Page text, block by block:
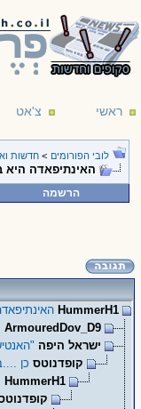
ראשי צ'אט
לובי הפורומים > חדשות
האינתיפאדה היא
הרשמה
HummerH1
ArmouredDov_D9
ישראל היפה
קופדנוטס כן
HummerH1